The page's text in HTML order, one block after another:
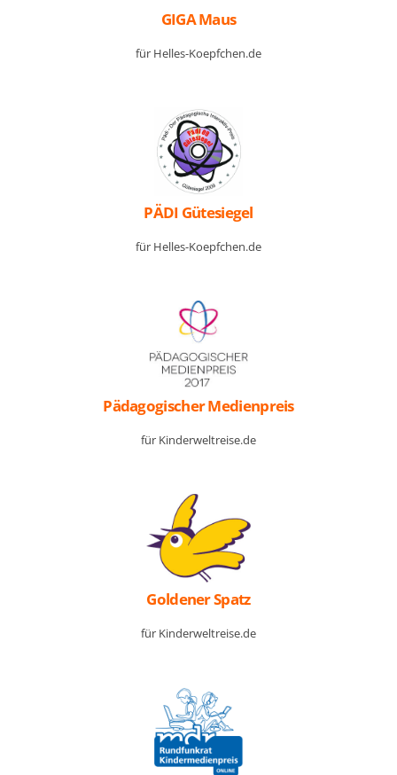
GIGA Maus
für Helles-Koepfchen.de
PÄDI Gütesiegel
für Helles-Koepfchen.de
Pädagogischer Medienpreis
für Kinderweltreise.de
Goldener Spatz
für Kinderweltreise.de